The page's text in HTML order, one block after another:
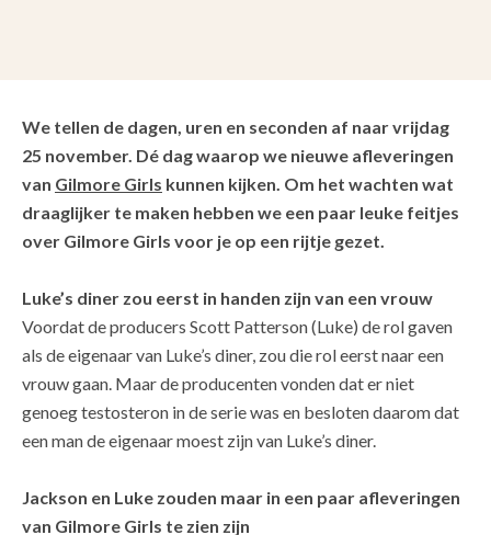
We tellen de dagen, uren en seconden af naar vrijdag
25 november. Dé dag waarop we nieuwe afleveringen
van Gilmore Girls kunnen kijken. Om het wachten wat
draaglijker te maken hebben we een paar leuke feitjes
over Gilmore Girls voor je op een rijtje gezet.
Luke’s diner zou eerst in handen zijn van een vrouw
Voordat de producers Scott Patterson (Luke) de rol gaven
als de eigenaar van Luke’s diner, zou die rol eerst naar een
vrouw gaan. Maar de producenten vonden dat er niet
genoeg testosteron in de serie was en besloten daarom dat
een man de eigenaar moest zijn van Luke’s diner.
Jackson en Luke zouden maar in een paar afleveringen
van Gilmore Girls te zien zijn